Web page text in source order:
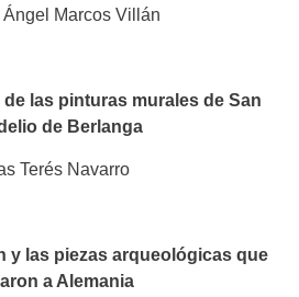
Ángel Marcos Villán
las pinturas murales de San
de Berlanga
Terés Navarro
y las piezas arqueológicas que
a Alemania